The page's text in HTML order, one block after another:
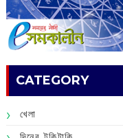
CATEGORY
খেলা